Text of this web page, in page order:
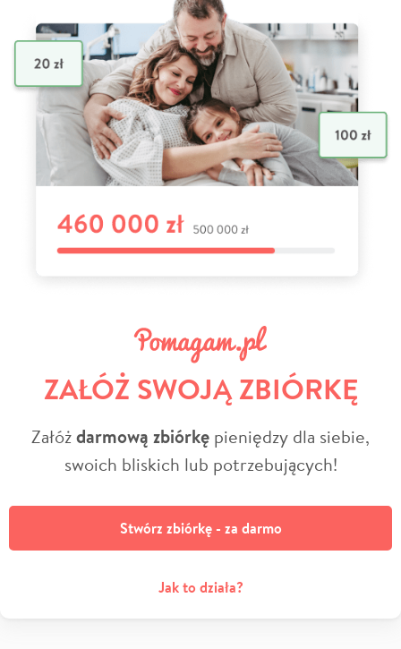
ZAŁÓŻ SWOJĄ ZBIÓRKĘ
Załóżdarmową zbiórkę pieniędzy dla siebie,
swoich bliskich lub potrzebujących!
Stwórz zbiórkę - za darmo
Jak to działa?